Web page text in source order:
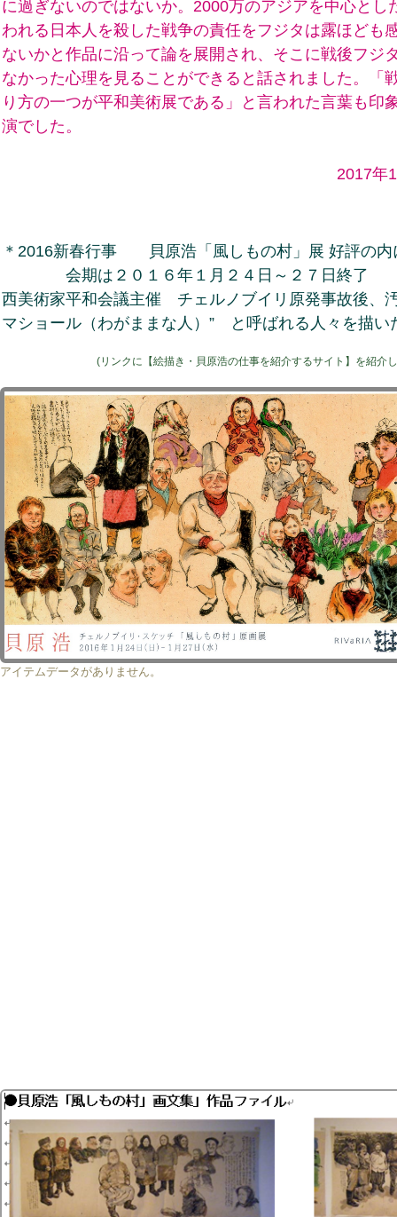
に過ぎないのではないか。2000万のアジアを中心とし
われる日本人を殺した戦争の責任をフジタは露ほども
ないかと作品に沿って論を展開され、そこに戦後フジ
なかった心理を見ることができると話されました。「
り方の一つが平和美術展である」と言われた言葉も印
演でした。
2017年1月21
＊2016新春行事 貝原浩「風しもの村」展 好
会期は２０１６年１月２４日
西美術家平和会議主催 チェルノブイリ原発事故後、
マショール（わがままな人）” と呼ばれる人々を描い
(リンクに【絵描き・貝原浩の仕事を紹介するサイト】を紹介し
アイテムデータがありません。